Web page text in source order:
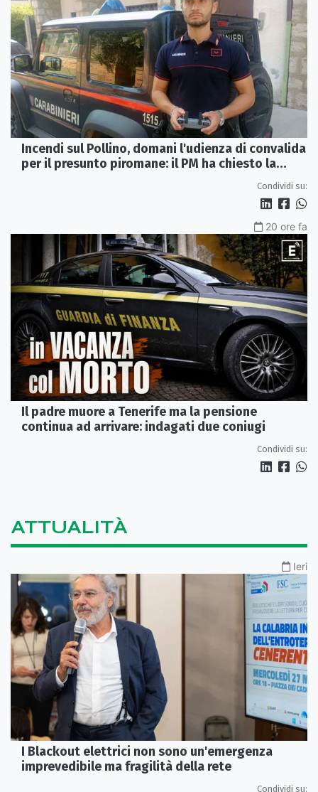
Incendi sul Pollino, domani l'udienza di convalida
per il presunto piromane: il PM ha chiesto la
Condividi su:
20 ore fa
Il padre muore a Tenerife ma la pensione
continua ad arrivare: indagati due coniugi
Condividi su:
ATTUALITÀ
Ieri
I Blackout elettrici non sono un'emergenza
imprevedibile ma fragilità della rete
Condividi su: